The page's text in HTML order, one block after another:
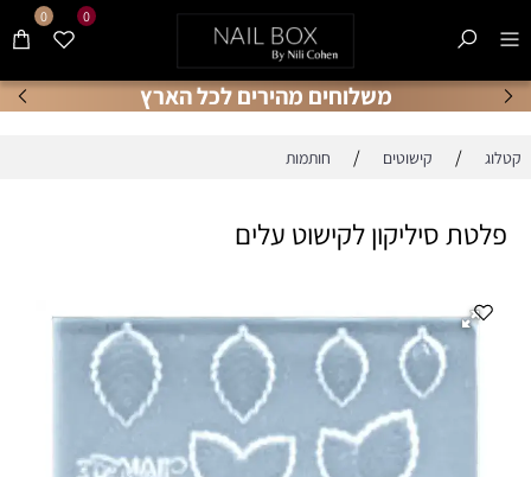
משלוחים מהירים לכל הארץ
0 0
קטלוג / קישוטים / חותמות
פלטת סיליקון לקישוט עלים